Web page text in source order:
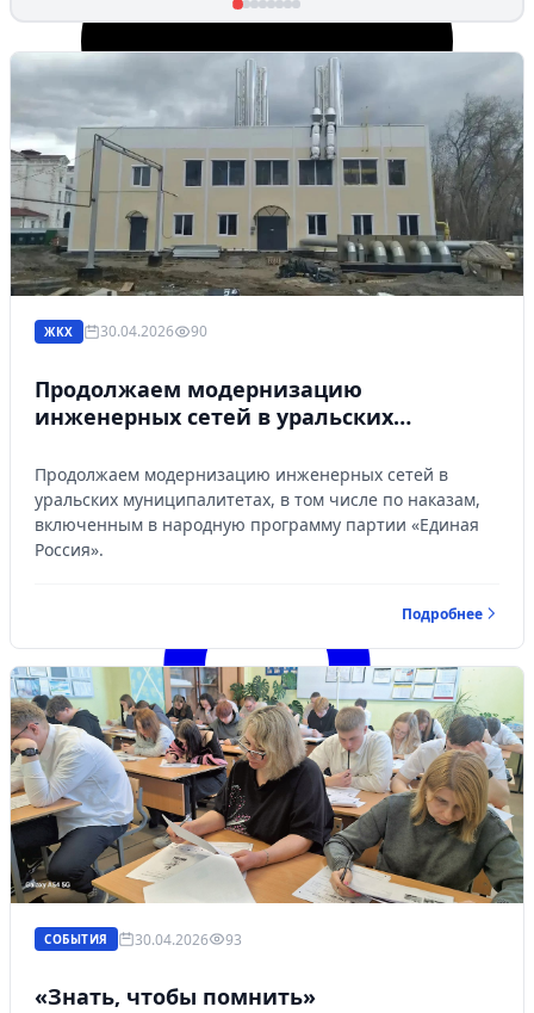
Избранное
Сохраняйте интересные объявления, чтобы быстро
вернуться к ним позже.
Перейти в избранное
посту главы
муниципального
округа….»
ЖКХ 30.04.2026 90
Продолжаем модернизацию
инженерных сетей в уральских
Продолжаем модернизацию инженерных сетей в
уральских муниципалитетах, в том числе по наказам,
включенным в народную программу партии «Единая
Россия».
Подробнее
СОБЫТИЯ 30.04.2026 93
«Знать, чтобы помнить»